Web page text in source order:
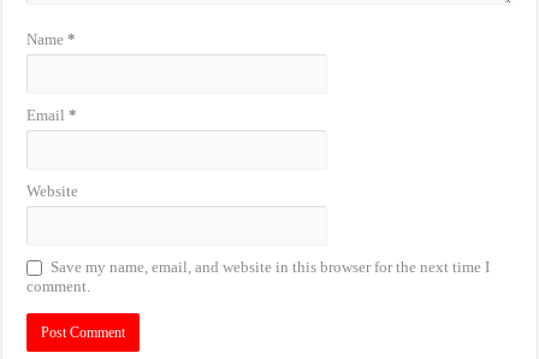
Name*
Email*
Website
Save my name, email, and website in this browser for the next time I
comment.